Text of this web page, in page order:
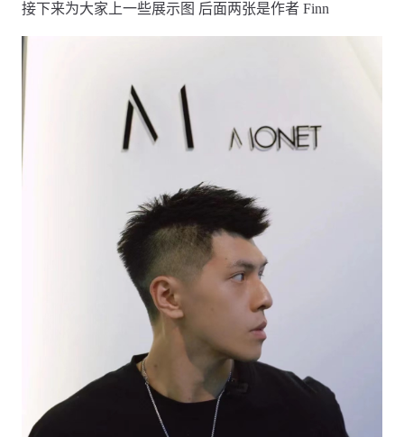
接下来为大家上一些展示图 后面两张是作者 Finn